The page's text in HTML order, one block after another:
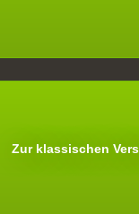
Zur klassischen